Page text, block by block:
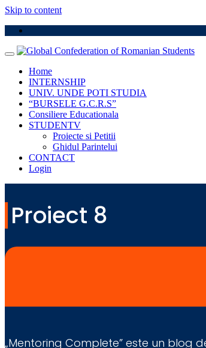
Skip to content
Home
INTERNSHIP
UNIV. UNDE POTI STUDIA
“BURSELE G.C.R.S”
Consiliere Educationala
STUDENTV
Proiecte si Petitii
Ghidul Parintelui
CONTACT
Login
Proiect 8
„Mentoring Complete” este un blog